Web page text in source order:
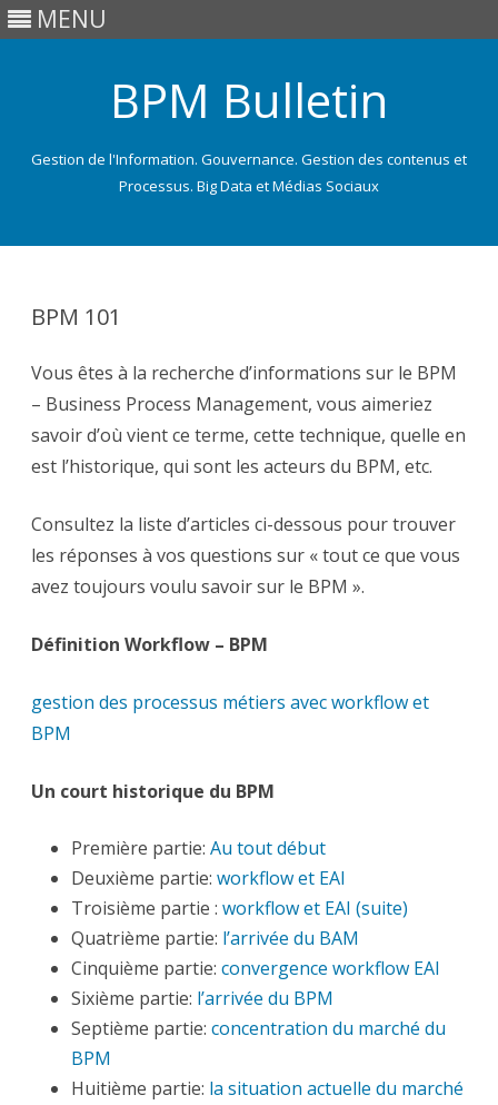
MENU
BPM Bulletin
Gestion de l'Information. Gouvernance. Gestion des contenus et
Processus. Big Data et Médias Sociaux
BPM 101
Vous êtes à la recherche d’informations sur le BPM
– Business Process Management, vous aimeriez
savoir d’où vient ce terme, cette technique, quelle en
est l’historique, qui sont les acteurs du BPM, etc.
Consultez la liste d’articles ci-dessous pour trouver
les réponses à vos questions sur « tout ce que vous
avez toujours voulu savoir sur le BPM ».
Définition Workflow – BPM
gestion des processus métiers avec workflow et
BPM
Un court historique du BPM
Première partie: Au tout début
Deuxième partie: workflow et EAI
Troisième partie : workflow et EAI (suite)
Quatrième partie: l’arrivée du BAM
Cinquième partie: convergence workflow EAI
Sixième partie: l’arrivée du BPM
Septième partie: concentration du marché du
BPM
Huitième partie: la situation actuelle du marché